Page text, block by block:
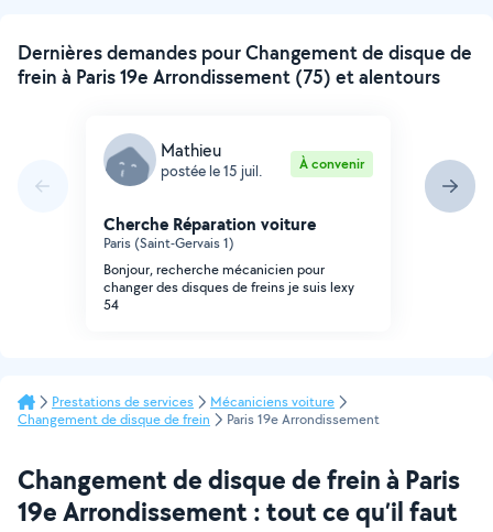
Dernières demandes pour Changement de disque de
frein à Paris 19e Arrondissement (75) et alentours
Mathieu
postée le 15 juil. À convenir
Cherche Réparation voiture
Paris (Saint-Gervais 1)
Bonjour, recherche mécanicien pour
changer des disques de freins je suis lexy
54
Prestations de services
Mécaniciens voiture
Changement de disque de frein
Paris 19e Arrondissement
Changement de disque de frein à Paris
19e Arrondissement : tout ce qu’il faut